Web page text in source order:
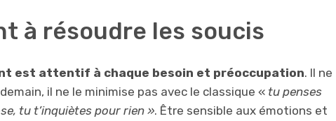
à résoudre les soucis
est attentif à chaque besoin et préoccupation. Il ne
il ne le minimise pas avec le classique « tu penses
tu t’inquiètes pour rien ». Être sensible aux émotions et